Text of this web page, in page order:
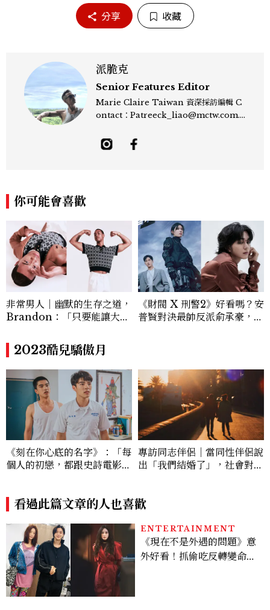
分享 收藏
派脆克
Senior Features Editor
Marie Claire Taiwan 資深採訪編輯 C
ontact：Patreeck_liao@mctw.com.t
敏銳的觀察力與敘事能力，撰寫出兼具深度
與美感的專題內容，長期關注亞洲娛樂、人
力的跨平台敘事語言。認為好的內容不僅是
記錄時代，更是溫柔的行動——在每一段訪
談與每一篇文章裡，留下值得反覆回味的
光。
你可能會喜歡
非常男人｜幽默的生存之道，
Brandon：「只要能讓大家
讓敵人成為朋友。」
《財閥 X 刑警2》好看嗎？安
普賢對決最帥反派俞承豪，鄭
2023酷兒驕傲月
《刻在你心底的名字》：「每
個人的初戀，都跟史詩電影一
專訪同志伴侶｜當同性伴侶說
出「我們結婚了」，社會對愛
看過此篇文章的人也喜歡
ENTERTAINMENT
《現在不是外遇的問題》意
外好看！抓偷吃反轉變命